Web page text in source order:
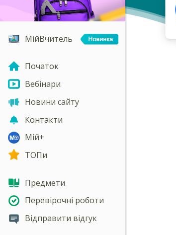
МійВчитель
Початок
Вебінари
Новини сайту
Контакти
Мій+
ТОПи
Предмети
Перевірочні роботи
Відправити відгук